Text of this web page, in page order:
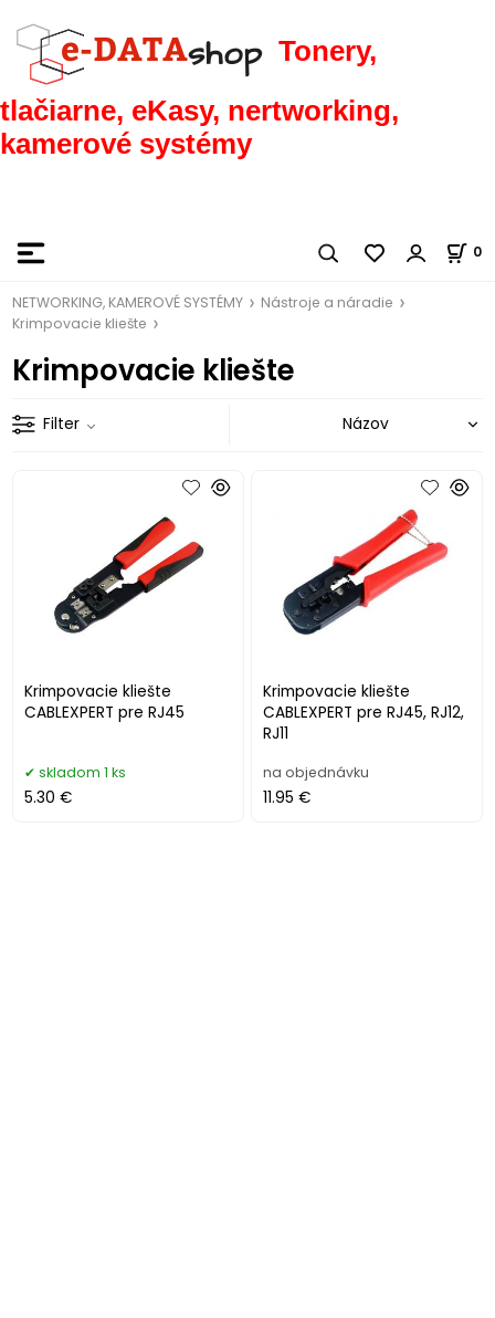
Tonery,
tlačiarne, eKasy, nertworking,
kamerové systémy
0
NETWORKING, KAMEROVÉ SYSTÉMY
Nástroje a náradie
Krimpovacie kliešte
Krimpovacie kliešte
Filter
Krimpovacie kliešte
CABLEXPERT pre RJ45
skladom 1 ks
5.30 €
Krimpovacie kliešte
CABLEXPERT pre RJ45, RJ12,
RJ11
na objednávku
11.95 €